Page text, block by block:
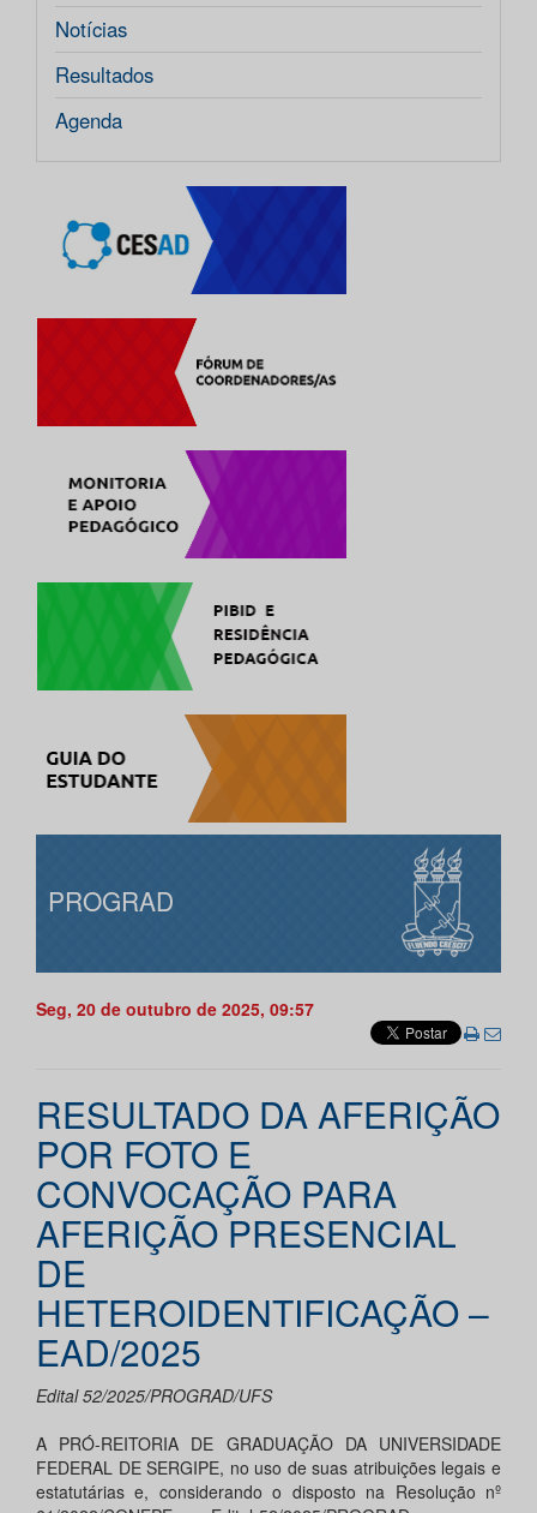
Notícias
Resultados
Agenda
PROGRAD
Seg, 20 de outubro de 2025, 09:57
RESULTADO DA AFERIÇÃO
POR FOTO E
CONVOCAÇÃO PARA
AFERIÇÃO PRESENCIAL
DE
HETEROIDENTIFICAÇÃO –
EAD/2025
Edital 52/2025/PROGRAD/UFS
A PRÓ-REITORIA DE GRADUAÇÃO DA UNIVERSIDADE
FEDERAL DE SERGIPE, no uso de suas atribuições legais e
estatutárias e, considerando o disposto na Resolução nº